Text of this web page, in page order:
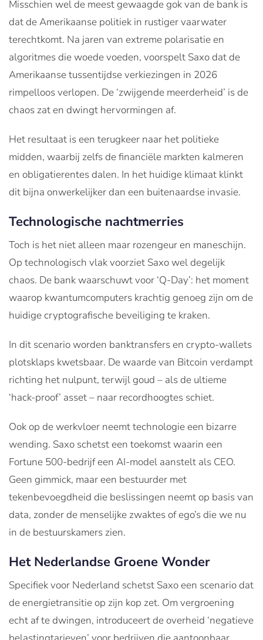
Misschien wel de meest gewaagde gok van de bank is
dat de Amerikaanse politiek in rustiger vaarwater
terechtkomt. Na jaren van extreme polarisatie en
algoritmes die woede voeden, voorspelt Saxo dat de
Amerikaanse tussentijdse verkiezingen in 2026
rimpelloos verlopen. De ‘zwijgende meerderheid’ is de
chaos zat en dwingt hervormingen af.
Het resultaat is een terugkeer naar het politieke
midden, waarbij zelfs de financiële markten kalmeren
en obligatierentes dalen. In het huidige klimaat klinkt
dit bijna onwerkelijker dan een buitenaardse invasie.
Technologische nachtmerries
Toch is het niet alleen maar rozengeur en maneschijn.
Op technologisch vlak voorziet Saxo wel degelijk
chaos. De bank waarschuwt voor ‘Q-Day’: het moment
waarop kwantumcomputers krachtig genoeg zijn om de
huidige cryptografische beveiliging te kraken.
In dit scenario worden banktransfers en crypto-wallets
plotsklaps kwetsbaar. De waarde van Bitcoin verdampt
richting het nulpunt, terwijl goud – als de ultieme
‘hack-proof’ asset – naar recordhoogtes schiet.
Ook op de werkvloer neemt technologie een bizarre
wending. Saxo schetst een toekomst waarin een
Fortune 500-bedrijf een AI-model aanstelt als CEO.
Geen gimmick, maar een bestuurder met
tekenbevoegdheid die beslissingen neemt op basis van
data, zonder de menselijke zwaktes of ego’s die we nu
in de bestuurskamers zien.
Het Nederlandse Groene Wonder
Specifiek voor Nederland schetst Saxo een scenario dat
de energietransitie op zijn kop zet. Om vergroening
echt af te dwingen, introduceert de overheid ‘negatieve